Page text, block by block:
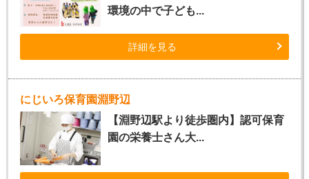
環境の中で子ども...
詳細を見る
にじいろ保育園淵野辺
【淵野辺駅より徒歩圏内】認可保育
園の栄養士さん大...